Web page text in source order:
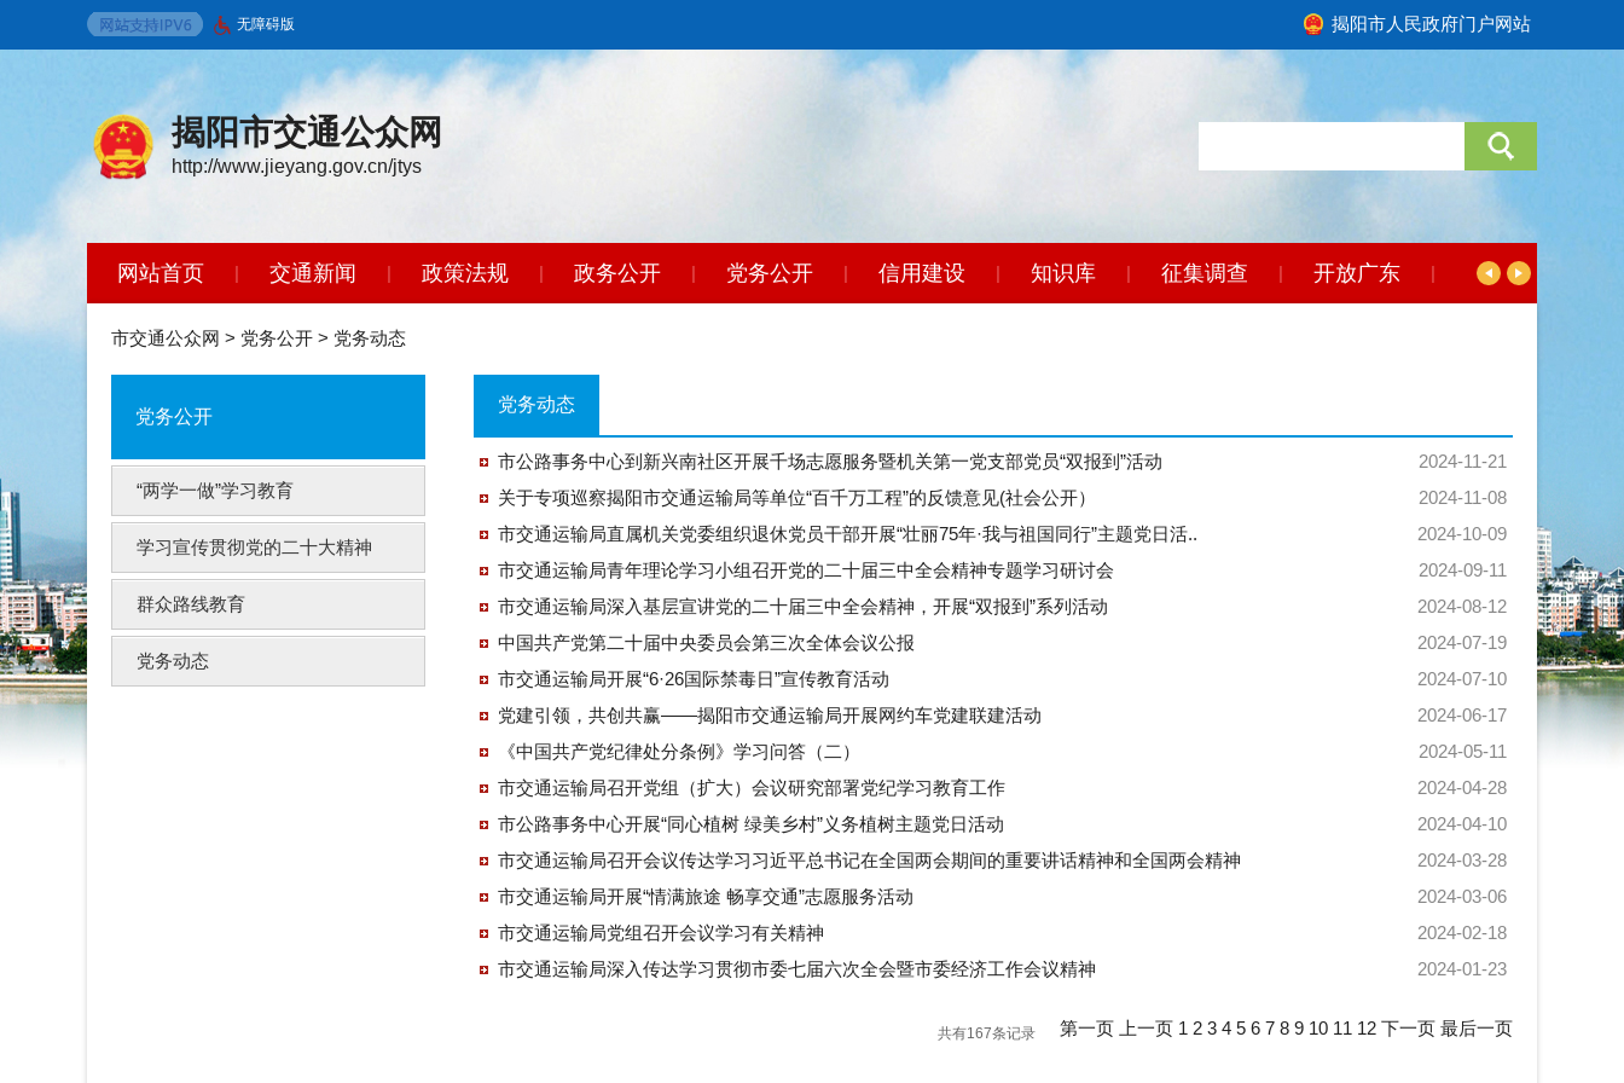
无障碍版 揭阳市人民政府门户网站
揭阳市交通公众网
http://www.jieyang.gov.cn/jtys
网站首页 | 交通新闻 | 政策法规 | 政务公开 | 党务公开 | 信用建设 | 知识库 | 征集调查 | 开放广东 |
智能问答
市交通公众网 > 党务公开 > 党务动态
党务公开
“两学一做”学习教育
学习宣传贯彻党的二十大精神
群众路线教育
党务动态
党务动态
2024-11-21
市公路事务中心到新兴南社区开展千场志愿服务暨机关第一党支部党员“双报到”活动
2024-11-08
关于专项巡察揭阳市交通运输局等单位“百千万工程”的反馈意见(社会公开）
2024-10-09
市交通运输局直属机关党委组织退休党员干部开展“壮丽75年·我与祖国同行”主题党日活..
2024-09-11
市交通运输局青年理论学习小组召开党的二十届三中全会精神专题学习研讨会
2024-08-12
市交通运输局深入基层宣讲党的二十届三中全会精神，开展“双报到”系列活动
2024-07-19
中国共产党第二十届中央委员会第三次全体会议公报
2024-07-10
市交通运输局开展“6·26国际禁毒日”宣传教育活动
2024-06-17
党建引领，共创共赢——揭阳市交通运输局开展网约车党建联建活动
2024-05-11
《中国共产党纪律处分条例》学习问答（二）
2024-04-28
市交通运输局召开党组（扩大）会议研究部署党纪学习教育工作
2024-04-10
市公路事务中心开展“同心植树 绿美乡村”义务植树主题党日活动
2024-03-28
市交通运输局召开会议传达学习习近平总书记在全国两会期间的重要讲话精神和全国两会精神
2024-03-06
市交通运输局开展“情满旅途 畅享交通”志愿服务活动
2024-02-18
市交通运输局党组召开会议学习有关精神
2024-01-23
市交通运输局深入传达学习贯彻市委七届六次全会暨市委经济工作会议精神
第一页 上一页 1 2 3 4 5 6 7 8 9 10 11 12 下一页 最后一页
共有167条记录